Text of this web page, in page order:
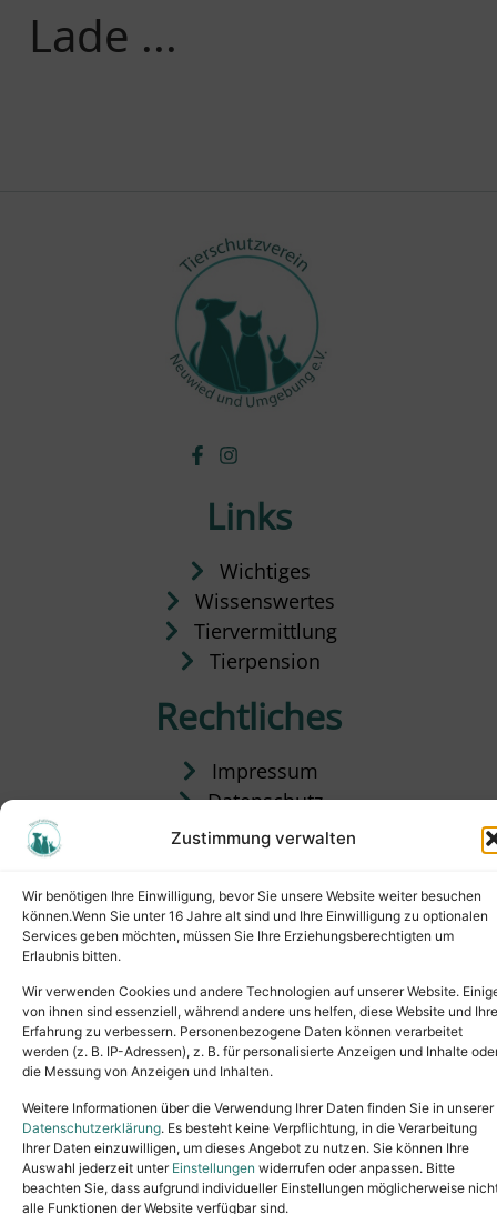
Zustimmung verwalten
Wir benötigen Ihre Einwilligung, bevor Sie unsere Website weiter besuchen
können.Wenn Sie unter 16 Jahre alt sind und Ihre Einwilligung zu optionalen
Services geben möchten, müssen Sie Ihre Erziehungsberechtigten um
Erlaubnis bitten.
Wir verwenden Cookies und andere Technologien auf unserer Website.
von ihnen sind essenziell, während andere uns helfen, diese Website und Ihre
Erfahrung zu verbessern. Personenbezogene Daten können verarbeitet
werden (z. B. IP-Adressen), z. B. für personalisierte Anzeigen und Inhalte
die Messung von Anzeigen und Inhalten.
Weitere Informationen über die Verwendung Ihrer Daten finden Sie in unserer
Datenschutzerklärung. Es besteht keine Verpflichtung, in die Verarbeitung
Ihrer Daten einzuwilligen, um dieses Angebot zu nutzen. Sie können Ihre
Auswahl jederzeit unter Einstellungen widerrufen oder anpassen. Bitte
beachten Sie, dass aufgrund individueller Einstellungen möglicherweise
alle Funktionen der Website verfügbar sind.
Lade ...
Links
Wichtiges
Wissenswertes
Tiervermittlung
Tierpension
Rechtliches
Impressum
Datenschutz
Satzung
Copyright © 2024. All rights reserved.
Tel.: (02631) 55356buero@tierheim-neuwied.de
Ludwigshof 1, 56567 Neuwied